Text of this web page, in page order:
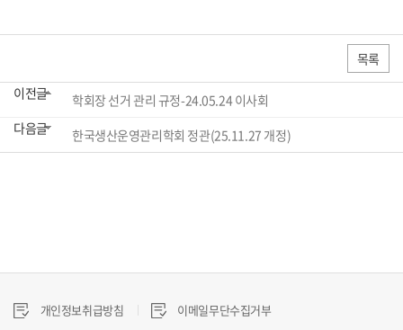
목록
이전글
학회장 선거 관리 규정-24.05.24 이사회
다음글
한국생산운영관리학회 정관(25.11.27 개정)
개인정보취급방침 이메일무단수집거부